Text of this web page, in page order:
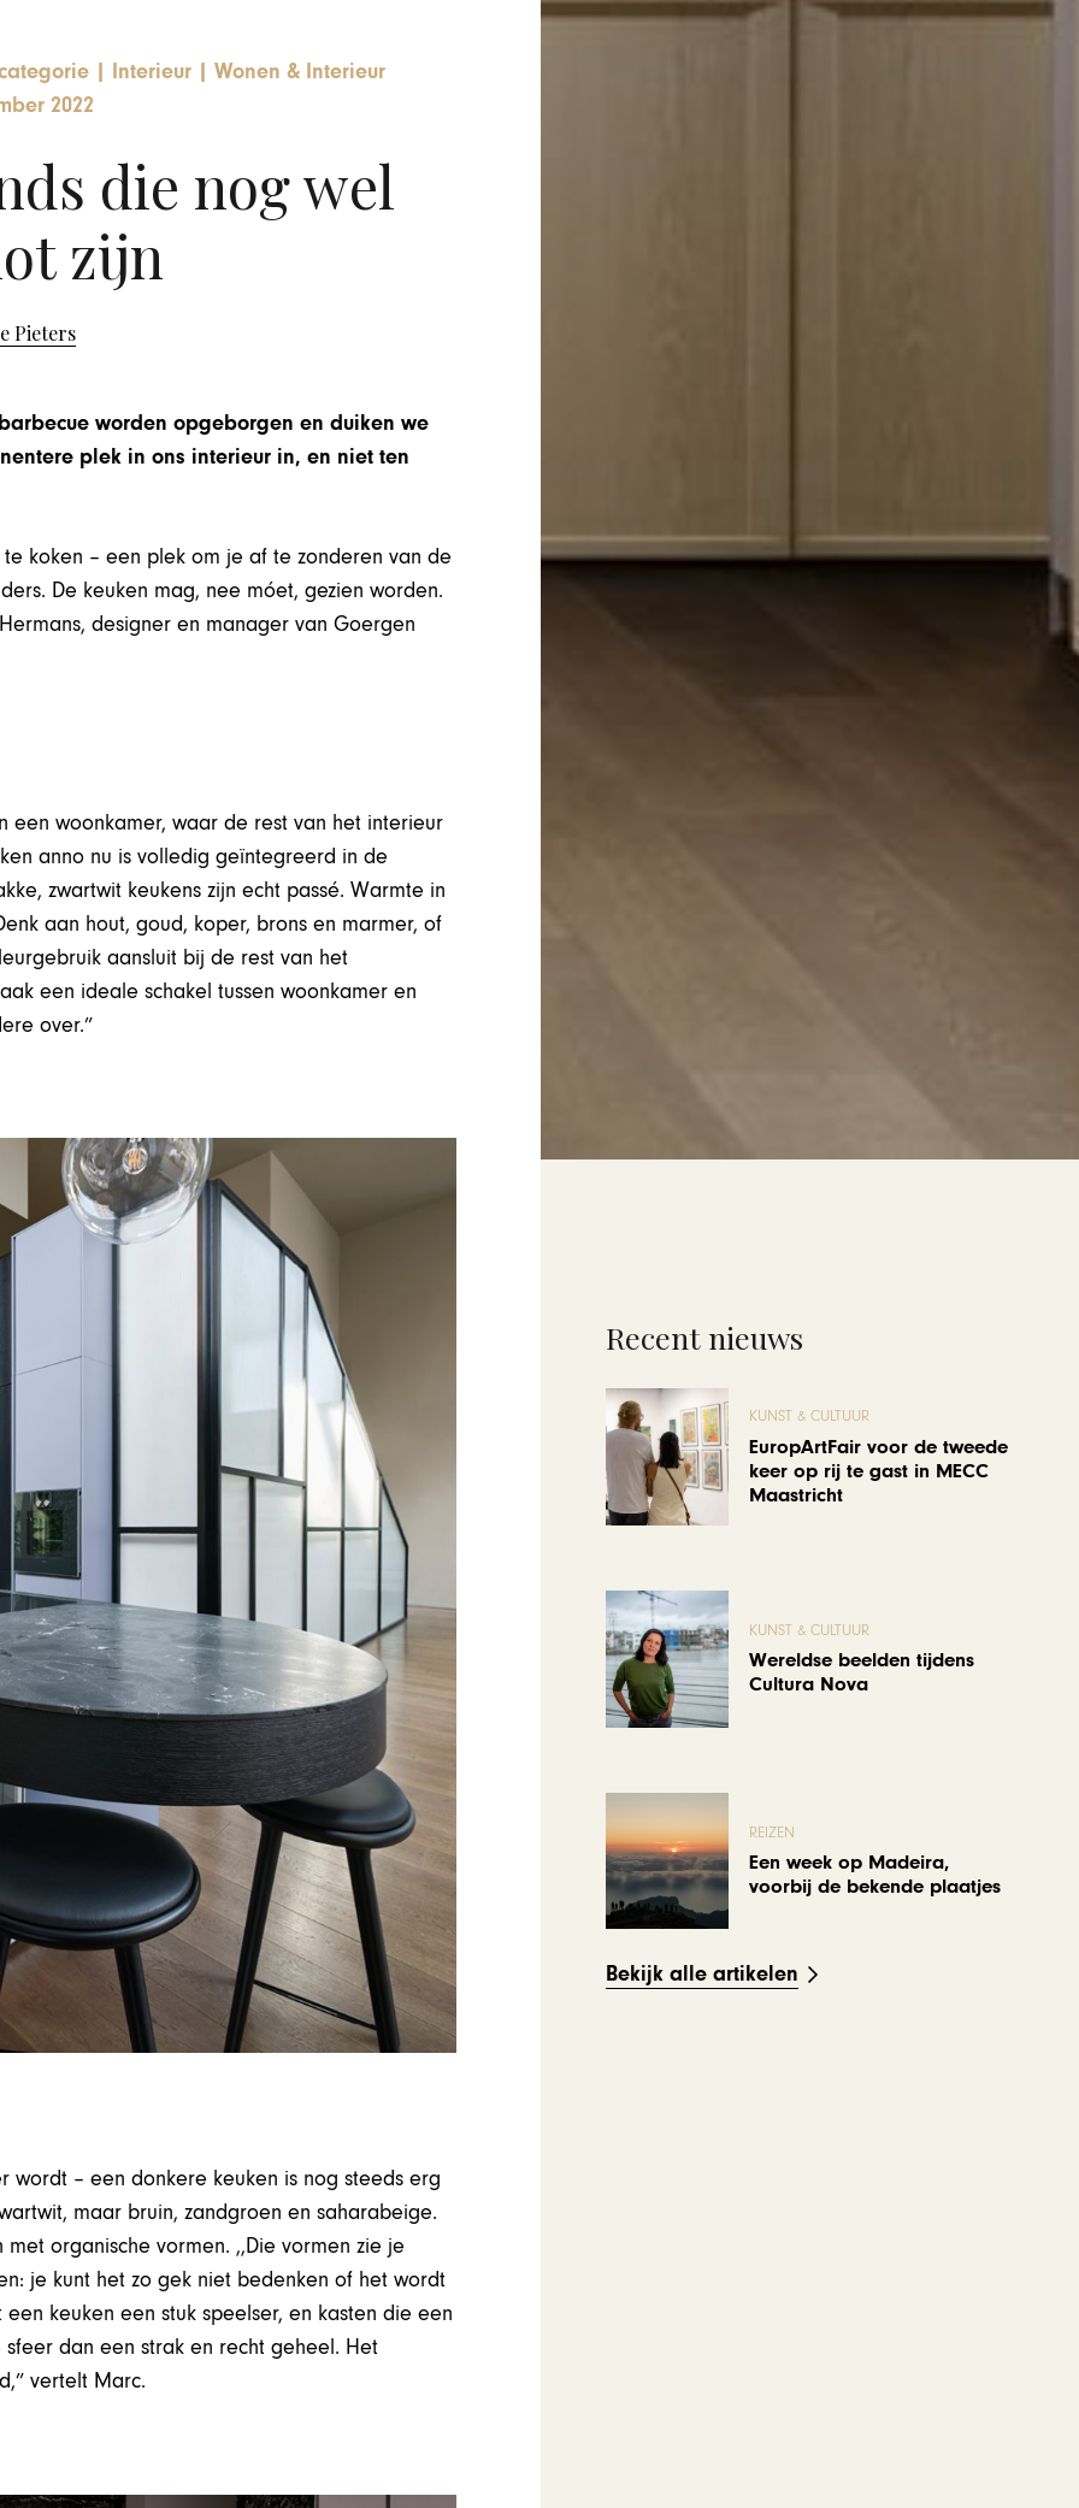
| Interieur | Wonen & Interieur
2022
die nog wel
zijn
Pieters
worden opgeborgen en duiken we
plek in ons interieur in, en niet ten
koken – een plek om je af te zonderen van de
De keuken mag, nee móet, gezien worden.
designer en manager van Goergen
een woonkamer, waar de rest van het interieur
anno nu is volledig geïntegreerd in de
zwartwit keukens zijn echt passé. Warmte in
aan hout, goud, koper, brons en marmer, of
aansluit bij de rest van het
een ideale schakel tussen woonkamer en
over.”
wordt – een donkere keuken is nog steeds erg
maar bruin, zandgroen en saharabeige.
organische vormen. ,,Die vormen zie je
je kunt het zo gek niet bedenken of het wordt
keuken een stuk speelser, en kasten die een
dan een strak en recht geheel. Het
vertelt Marc.
Recent nieuws
KUNST & CULTUUR
EuropArtFair voor de tweede
keer op rij te gast in MECC
Maastricht
KUNST & CULTUUR
Wereldse beelden tijdens
Cultura Nova
REIZEN
Een week op Madeira,
voorbij de bekende plaatjes
Bekijk alle artikelen